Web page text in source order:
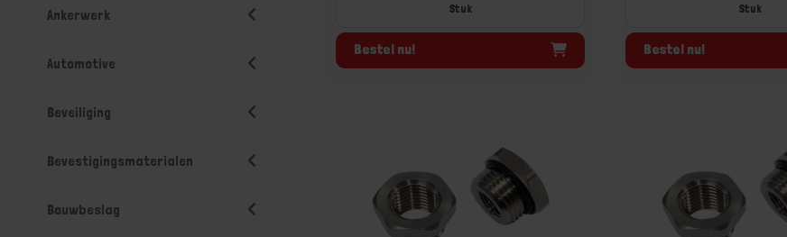
Ankerwerk
Automotive
Beveiliging
Bevestigingsmaterialen
Bouwbeslag
Stuk
Bestel nu!
Stuk
Bestel nu!